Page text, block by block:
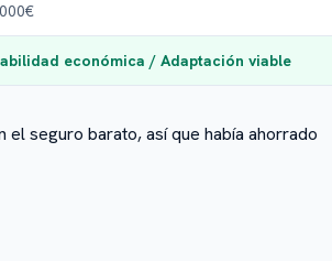
económica / Adaptación viable
seguro barato, así que había ahorrado